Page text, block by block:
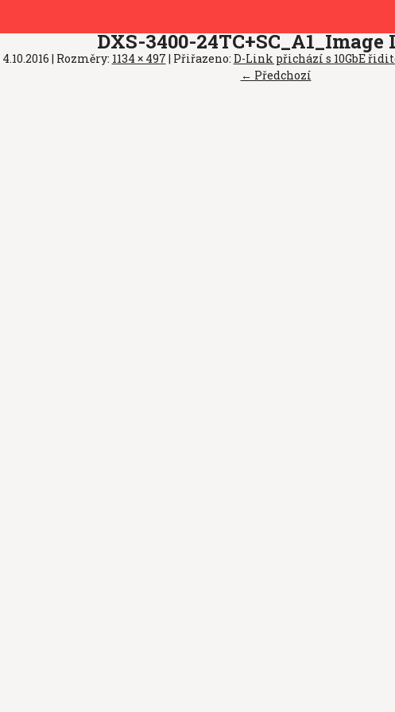
DXS-3400-24TC+SC_A1_Image
4.10.2016 | Rozměry: 1134 × 497 | Přiřazeno: D-Link přichází s 10GbE
← Předchozí